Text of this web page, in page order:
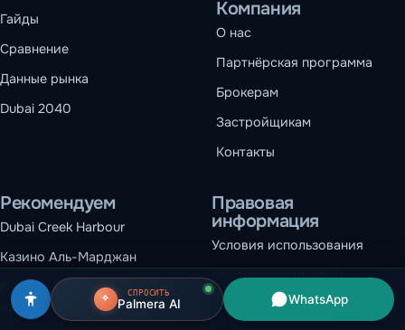
Гайды
Сравнение
Данные рынка
Dubai 2040
Компания
О нас
Партнёрская программа
Брокерам
Застройщикам
Контакты
Рекомендуем
Dubai Creek Harbour
Казино Аль-Марджан
Коммерческая недвижимость
в Дубае
Правовая
информация
Условия использования
Конфиденциальность
Политика cookie
СПРОСИТЬ
Palmera AI WhatsApp